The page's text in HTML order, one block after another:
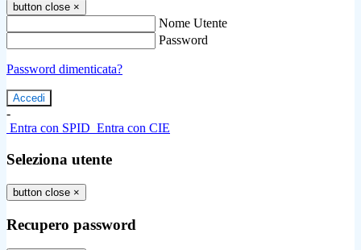
button close ×
Nome Utente
Password
Password dimenticata?
-
Entra con SPID Entra con CIE
Seleziona utente
button close ×
Recupero password